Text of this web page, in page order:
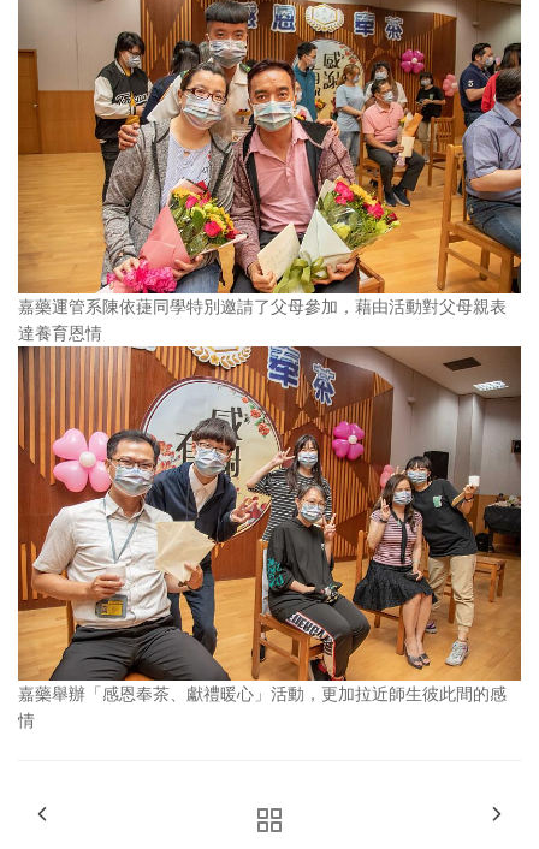
嘉藥運管系陳依蓵同學特別邀請了父母參加，藉由活動對父母親表
達養育恩情
嘉藥舉辦「感恩奉茶、獻禮暖心」活動，更加拉近師生彼此間的感
情